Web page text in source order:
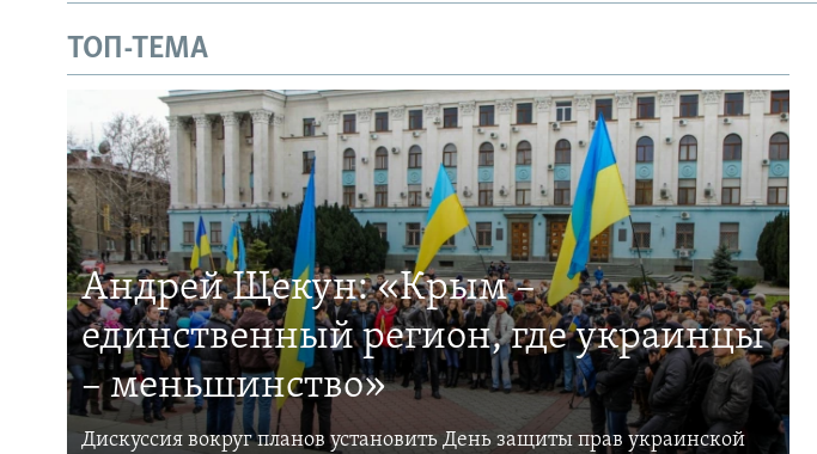
ТОП-ТЕМА
Андрей Щекун: «Крым –
единственный регион, где украинцы
– меньшинство»
Дискуссия вокруг планов установить День защиты прав украинской